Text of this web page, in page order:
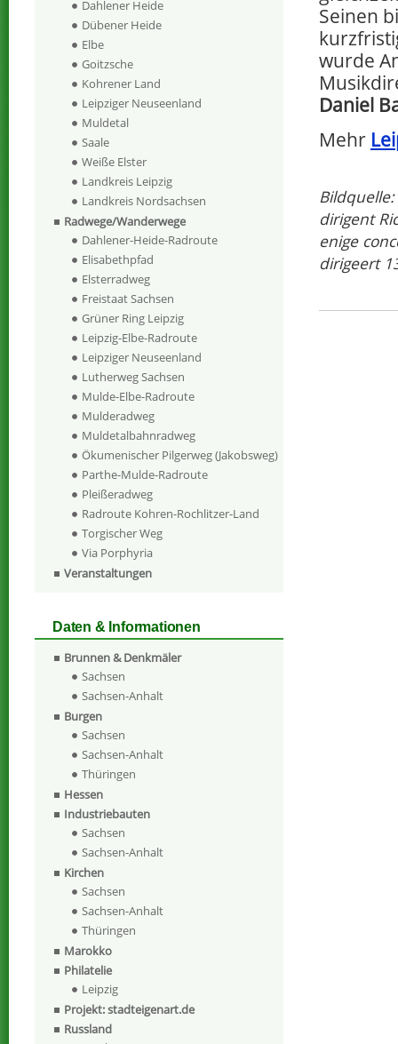
Seinen
wurde
Daniel
Mehr
dirigent
enige
dirigeert
Dahlener Heide
Dübener Heide
Elbe
Goitzsche
Kohrener Land
Leipziger Neuseenland
Muldetal
Saale
Weiße Elster
Landkreis Leipzig
Landkreis Nordsachsen
Radwege/Wanderwege
Dahlener-Heide-Radroute
Elisabethpfad
Elsterradweg
Freistaat Sachsen
Grüner Ring Leipzig
Leipzig-Elbe-Radroute
Leipziger Neuseenland
Lutherweg Sachsen
Mulde-Elbe-Radroute
Mulderadweg
Muldetalbahnradweg
Ökumenischer Pilgerweg (Jakobsweg)
Parthe-Mulde-Radroute
Pleißeradweg
Radroute Kohren-Rochlitzer-Land
Torgischer Weg
Via Porphyria
Veranstaltungen
Daten & Informationen
Brunnen & Denkmäler
Sachsen
Sachsen-Anhalt
Burgen
Sachsen
Sachsen-Anhalt
Thüringen
Hessen
Industriebauten
Sachsen
Sachsen-Anhalt
Kirchen
Sachsen
Sachsen-Anhalt
Thüringen
Marokko
Philatelie
Leipzig
Projekt: stadteigenart.de
Russland